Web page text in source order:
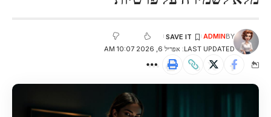
LAST UPDATED: אפריל 6, 2026 10:07 AM
BY
ADMIN